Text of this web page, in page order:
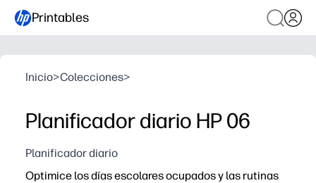
Printables
Inicio>Colecciones>
Planificador diario HP 06
Planificador diario
Optimice los días escolares ocupados y las rutinas